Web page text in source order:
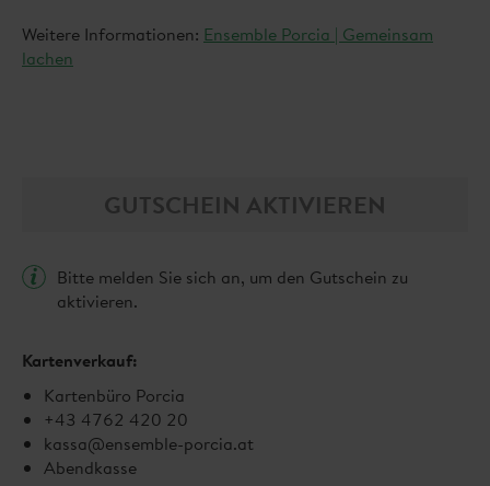
Weitere Informationen: Ensemble Porcia | Gemeinsam
lachen
GUTSCHEIN AKTIVIEREN
Bitte melden Sie sich an, um den Gutschein zu
aktivieren.
Kartenverkauf:
Kartenbüro Porcia
+43 4762 420 20
kassa@ensemble-porcia.at
Abendkasse